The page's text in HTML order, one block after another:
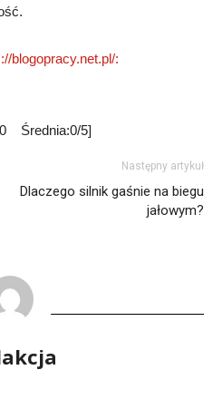
blogopracy.net.pl/:
Średnia:0/5]
Następny artykuł
Dlaczego silnik gaśnie na biegu
jałowym?